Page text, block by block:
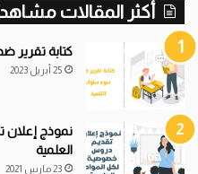
أكثر المقالات
كتابة تقرير
25 أبريل 2023
نموذج
العلمية
23 مارس 2021